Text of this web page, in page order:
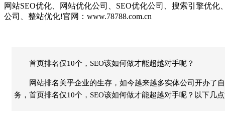
网站SEO优化、网站优化公司、SEO优化公司、搜索引擎优
公司、整站优化!官网：www.78788.com.cn
首页排名仅10个，SEO该如何做才能超越对手呢？
网站排名关乎企业的生存，如今越来越多实体公司开办了
务，首页排名仅10个，SEO该如何做才能超越对手呢？以下几